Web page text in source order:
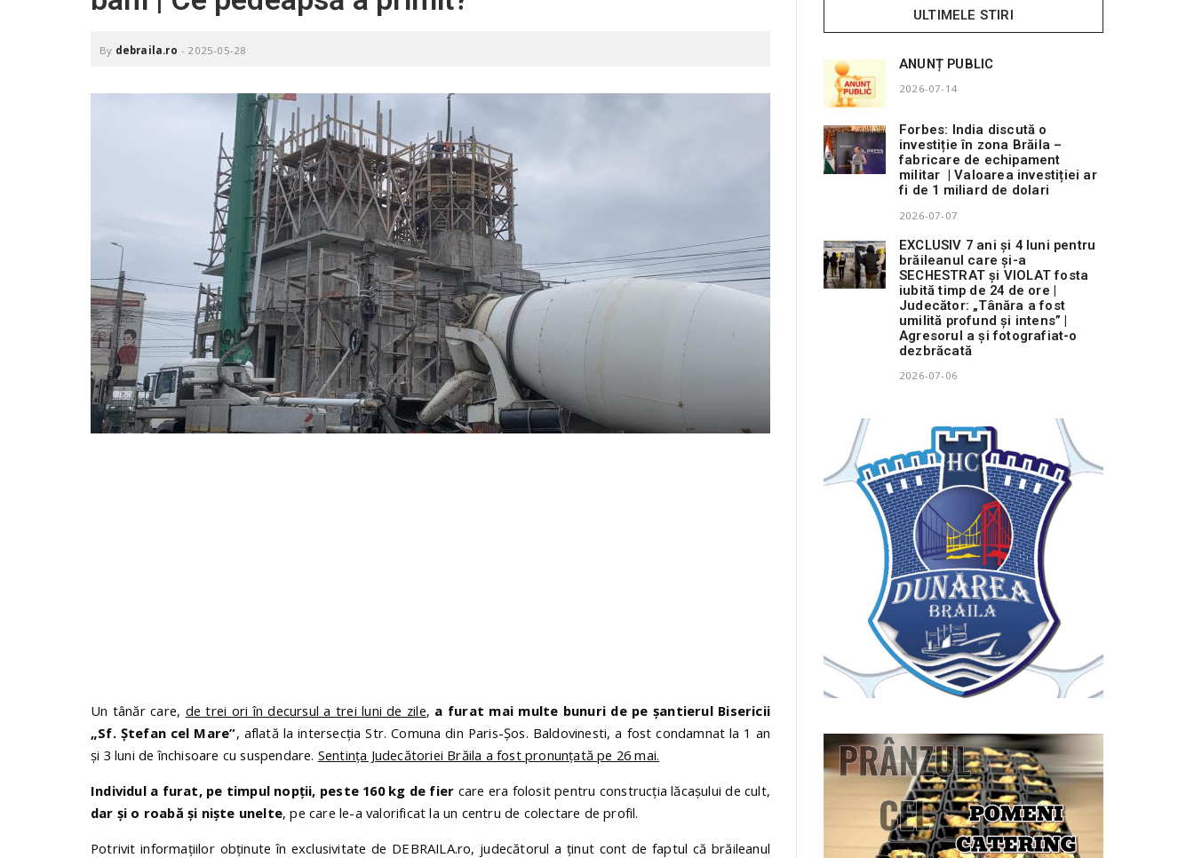
.
By debraila.ro - 2025-05-28
Un tânăr care, de trei ori în decursul a trei luni de zile, a furat mai multe bunuri de pe șantierul Bisericii
„Sf. Ștefan cel Mare”, aflată la intersecția Str. Comuna din Paris-Șos. Baldovinesti, a fost condamnat la 1 an
și 3 luni de închisoare cu suspendare. Sentința Judecătoriei Brăila a fost pronunțată pe 26 mai.
Individul a furat, pe timpul nopții, peste 160 kg de fier care era folosit pentru construcția lăcașului de cult,
dar și o roabă și niște unelte, pe care le-a valorificat la un centru de colectare de profil.
Potrivit informațiilor obținute în exclusivitate de DEBRAILA.ro, judecătorul a ținut cont de faptul că brăileanul
ULTIMELE STIRI
ANUNȚ PUBLIC
2026-07-14
Forbes: India discută o
investiție în zona Brăila –
fabricare de echipament
militar | Valoarea investiției ar
fi de 1 miliard de dolari
2026-07-07
EXCLUSIV 7 ani și 4 luni pentru
brăileanul care și-a
SECHESTRAT și VIOLAT fosta
iubită timp de 24 de ore |
Judecător: „Tânăra a fost
umilită profund și intens” |
Agresorul a și fotografiat-o
dezbrăcată
2026-07-06